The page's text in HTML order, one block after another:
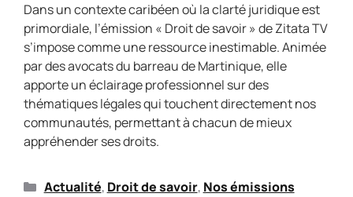
Dans un contexte caribéen où la clarté juridique est
primordiale, l’émission « Droit de savoir » de Zitata TV
s’impose comme une ressource inestimable. Animée
par des avocats du barreau de Martinique, elle
apporte un éclairage professionnel sur des
thématiques légales qui touchent directement nos
communautés, permettant à chacun de mieux
appréhender ses droits.
Actualité, Droit de savoir, Nos émissions